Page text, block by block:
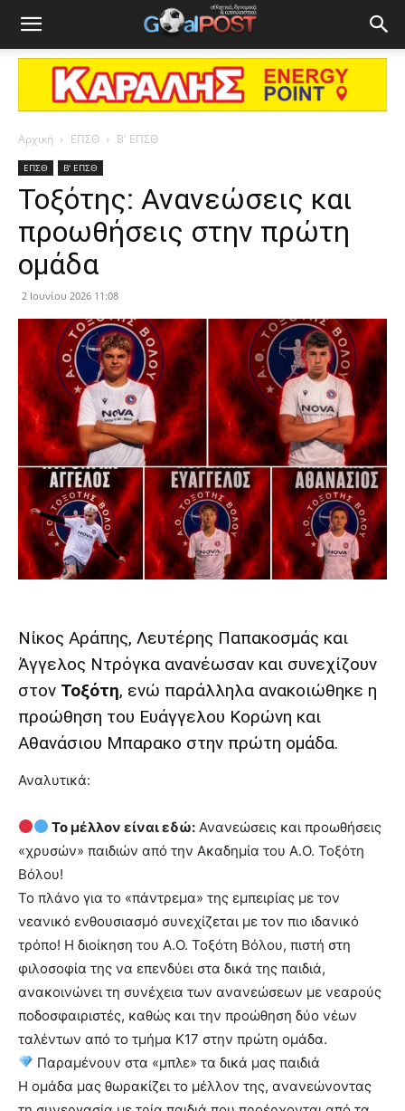
Αρχική ΕΠΣΘ Β' ΕΠΣΘ
ΕΠΣΘ Β' ΕΠΣΘ
Τοξότης: Ανανεώσεις και
προωθήσεις στην πρώτη
ομάδα
2 Ιουνίου 2026 11:08
Νίκος Αράπης, Λευτέρης Παπακοσμάς και
Άγγελος Ντρόγκα ανανέωσαν και συνεχίζουν
στον Τοξότη, ενώ παράλληλα ανακοιώθηκε η
προώθηση του Ευάγγελου Κορώνη και
Αθανάσιου Μπαρακο στην πρώτη ομάδα.
Αναλυτικά:
Το μέλλον είναι εδώ: Ανανεώσεις και προωθήσεις
«χρυσών» παιδιών από την Ακαδημία του Α.Ο. Τοξότη
Βόλου!
Το πλάνο για το «πάντρεμα» της εμπειρίας με τον
νεανικό ενθουσιασμό συνεχίζεται με τον πιο ιδανικό
τρόπο! Η διοίκηση του Α.Ο. Τοξότη Βόλου, πιστή στη
φιλοσοφία της να επενδύει στα δικά της παιδιά,
ανακοινώνει τη συνέχεια των ανανεώσεων με νεαρούς
ποδοσφαιριστές, καθώς και την προώθηση δύο νέων
ταλέντων από το τμήμα Κ17 στην πρώτη ομάδα.
Παραμένουν στα «μπλε» τα δικά μας παιδιά
Η ομάδα μας θωρακίζει το μέλλον της, ανανεώνοντας